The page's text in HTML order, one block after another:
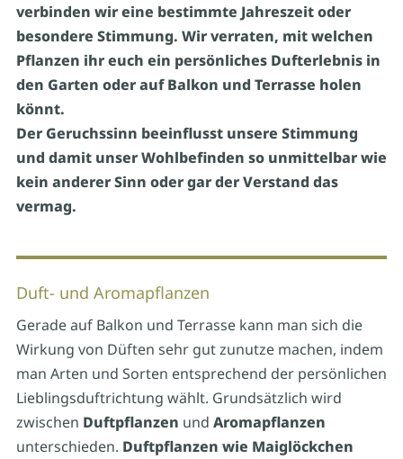
verbinden wir eine bestimmte Jahreszeit oder
besondere Stimmung. Wir verraten, mit welchen
Pflanzen ihr euch ein persönliches Dufterlebnis in
den Garten oder auf Balkon und Terrasse holen
könnt.
Der Geruchssinn beeinflusst unsere Stimmung
und damit unser Wohlbefinden so unmittelbar wie
kein anderer Sinn oder gar der Verstand das
vermag.
Duft- und Aromapflanzen
Gerade auf Balkon und Terrasse kann man sich die
Wirkung von Düften sehr gut zunutze machen, indem
man Arten und Sorten entsprechend der persönlichen
Lieblingsduftrichtung wählt. Grundsätzlich wird
zwischen Duftpflanzen und Aromapflanzen
unterschieden. Duftpflanzen wie Maiglöckchen